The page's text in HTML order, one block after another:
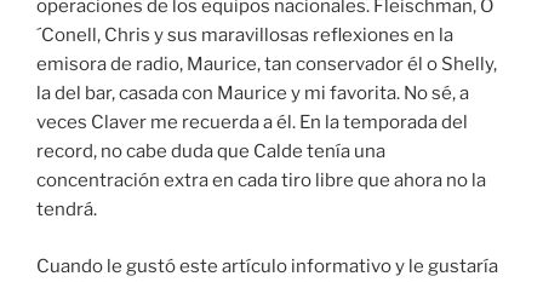
operaciones de los equipos nacionales. Fleischman, O
´Conell, Chris y sus maravillosas reflexiones en la
emisora de radio, Maurice, tan conservador él o Shelly,
la del bar, casada con Maurice y mi favorita. No sé, a
veces Claver me recuerda a él. En la temporada del
record, no cabe duda que Calde tenía una
concentración extra en cada tiro libre que ahora no la
tendrá.
Cuando le gustó este artículo informativo y le gustaría